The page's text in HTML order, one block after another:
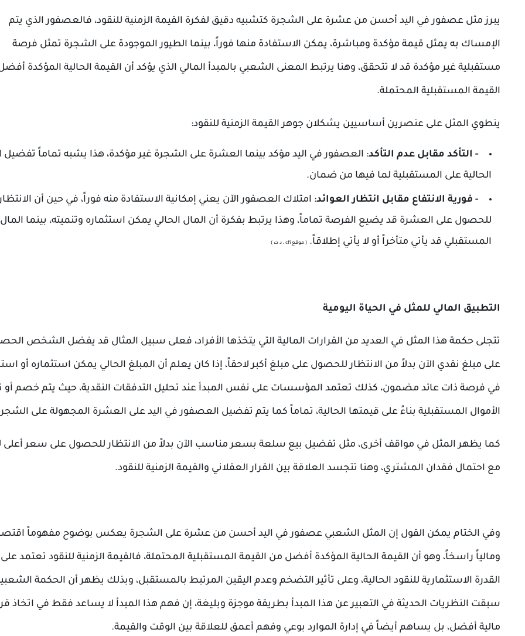
يبرز مثل عصفور في اليد أحسن من عشرة على الشجرة كتشبيه دقيق لفكرة القيمة الزمنية للنقود، فالعصفور الذي يتم
الإمساك به يمثل قيمة مؤكدة ومباشرة، يمكن الاستفادة منها فوراً، بينما الطيور الموجودة على الشجرة تمثل فرصة
مستقبلية غير مؤكدة قد لا تتحقق، وهنا يرتبط المعنى الشعبي بالمبدأ المالي الذي يؤكد أن القيمة الحالية المؤكدة
القيمة المستقبلية المحتملة.
ينطوي المثل على عنصرين أساسيين يشكلان جوهر القيمة الزمنية للنقود:
- التأكد مقابل عدم التأكد: العصفور في اليد مؤكد بينما العشرة على الشجرة غير مؤكدة، هذا يشبه تماماً تفضيل
الحالية على المستقبلية لما فيها من ضمان.
- فورية الانتفاع مقابل انتظار العوائد: امتلاك العصفور الآن يعني إمكانية الاستفادة منه فوراً، في حين أن الانتظار
للحصول على العشرة قد يضيع الفرصة تماماً، وهذا يرتبط بفكرة أن المال الحالي يمكن استثماره وتنميته، بينما المال
المستقبلي قد يأتي متأخراً أو لا يأتي إطلاقاً. ( موقع cfi ، د ت )
التطبيق المالي للمثل في الحياة اليومية
تتجلى حكمة هذا المثل في العديد من القرارات المالية التي يتخذها الأفراد، فعلى سبيل المثال قد يفضل الشخص
على مبلغ نقدي الآن بدلاً من الانتظار للحصول على مبلغ أكبر لاحقاً، إذا كان يعلم أن المبلغ الحالي يمكن استثماره أو
في فرصة ذات عائد مضمون، كذلك تعتمد المؤسسات على نفس المبدأ عند تحليل التدفقات النقدية، حيث يتم خصم أو
الأموال المستقبلية بناءً على قيمتها الحالية، تماماً كما يتم تفضيل العصفور في اليد على العشرة المجهولة على
كما يظهر المثل في مواقف أخرى، مثل تفضيل بيع سلعة بسعر مناسب الآن بدلاً من الانتظار للحصول على سعر أعلى
مع احتمال فقدان المشتري، وهنا تتجسد العلاقة بين القرار العقلاني والقيمة الزمنية للنقود.
وفي الختام يمكن القول إن المثل الشعبي عصفور في اليد أحسن من عشرة على الشجرة يعكس بوضوح مفهوماً
ومالياً راسخاً، وهو أن القيمة الحالية المؤكدة أفضل من القيمة المستقبلية المحتملة، فالقيمة الزمنية للنقود تعتمد على
القدرة الاستثمارية للنقود الحالية، وعلى تأثير التضخم وعدم اليقين المرتبط بالمستقبل، وبذلك يظهر أن الحكمة
سبقت النظريات الحديثة في التعبير عن هذا المبدأ بطريقة موجزة وبليغة، إن فهم هذا المبدأ لا يساعد فقط في اتخاذ
مالية أفضل، بل يساهم أيضاً في إدارة الموارد بوعي وفهم أعمق للعلاقة بين الوقت والقيمة.